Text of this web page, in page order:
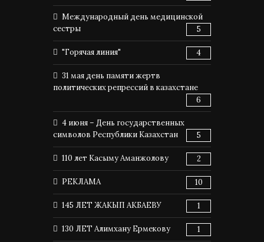
Международный день медицинской
сестры
5
"Горячая линия" 4
31 мая день памяти жертв
политических репрессий в казахстане
6
4 июня – День государственных
символов Республики Казахстан
5
110 лет Касыму Аманжолову 2
РЕКЛАМА 10
145 ЛЕТ ЖАКЫП АКБАЕВУ 1
130 ЛЕТ Алимхану Ермекову 1